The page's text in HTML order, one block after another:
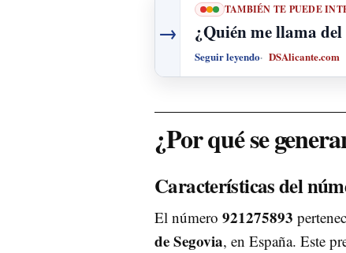
→
TAMBIÉN TE PUEDE
¿Quién me llama
Seguir leyendo DSAlicante.com
¿Por qué se
Características del
El número 921275893
de Segovia, en España. Este